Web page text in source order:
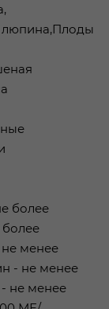
люпина,Плоды
более
более
не менее
- не менее
- не менее